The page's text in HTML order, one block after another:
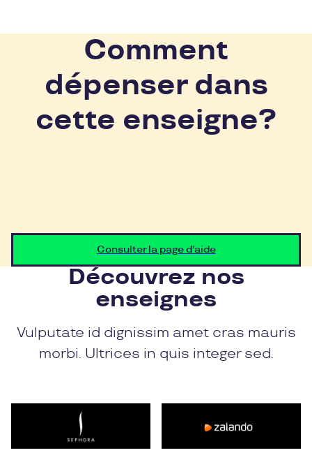
Comment
dépenser dans
cette enseigne?
Consulter la page d'aide
Découvrez nos
enseignes
Vulputate id dignissim amet cras mauris
morbi. Ultrices in quis integer sed.